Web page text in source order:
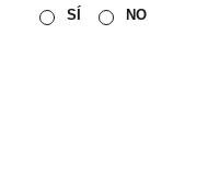
SÍ NO